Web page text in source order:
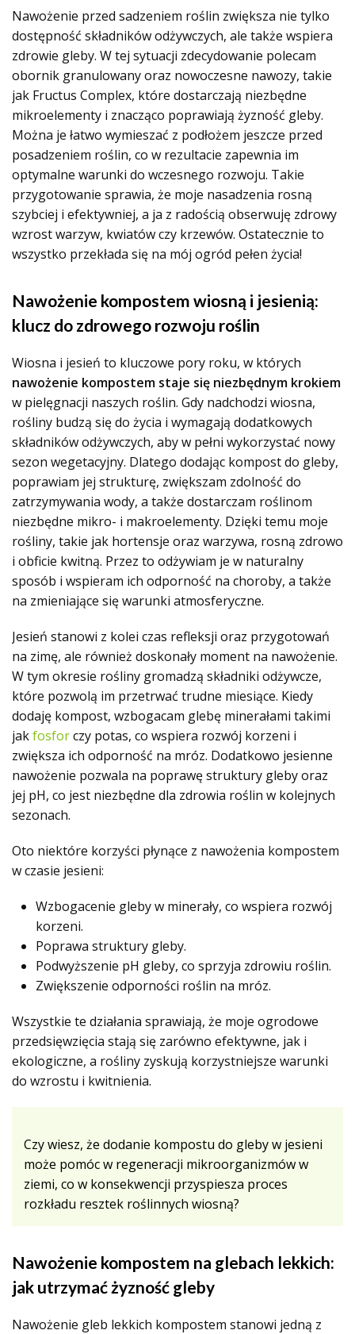
Nawożenie przed sadzeniem roślin zwiększa nie tylko
dostępność składników odżywczych, ale także wspiera
zdrowie gleby. W tej sytuacji zdecydowanie polecam
obornik granulowany oraz nowoczesne nawozy, takie
jak Fructus Complex, które dostarczają niezbędne
mikroelementy i znacząco poprawiają żyzność gleby.
Można je łatwo wymieszać z podłożem jeszcze przed
posadzeniem roślin, co w rezultacie zapewnia im
optymalne warunki do wczesnego rozwoju. Takie
przygotowanie sprawia, że moje nasadzenia rosną
szybciej i efektywniej, a ja z radością obserwuję zdrowy
wzrost warzyw, kwiatów czy krzewów. Ostatecznie to
wszystko przekłada się na mój ogród pełen życia!
Nawożenie kompostem wiosną i jesienią:
klucz do zdrowego rozwoju roślin
Wiosna i jesień to kluczowe pory roku, w których
nawożenie kompostem staje się niezbędnym krokiem
w pielęgnacji naszych roślin. Gdy nadchodzi wiosna,
rośliny budzą się do życia i wymagają dodatkowych
składników odżywczych, aby w pełni wykorzystać nowy
sezon wegetacyjny. Dlatego dodając kompost do gleby,
poprawiam jej strukturę, zwiększam zdolność do
zatrzymywania wody, a także dostarczam roślinom
niezbędne mikro- i makroelementy. Dzięki temu moje
rośliny, takie jak hortensje oraz warzywa, rosną zdrowo
i obficie kwitną. Przez to odżywiam je w naturalny
sposób i wspieram ich odporność na choroby, a także
na zmieniające się warunki atmosferyczne.
Jesień stanowi z kolei czas refleksji oraz przygotowań
na zimę, ale również doskonały moment na nawożenie.
W tym okresie rośliny gromadzą składniki odżywcze,
które pozwolą im przetrwać trudne miesiące. Kiedy
dodaję kompost, wzbogacam glebę minerałami takimi
jakfosforczy potas, co wspiera rozwój korzeni i
zwiększa ich odporność na mróz. Dodatkowo jesienne
nawożenie pozwala na poprawę struktury gleby oraz
jej pH, co jest niezbędne dla zdrowia roślin w kolejnych
sezonach.
Oto niektóre korzyści płynące z nawożenia kompostem
w czasie jesieni:
Wzbogacenie gleby w minerały, co wspiera rozwój
korzeni.
Poprawa struktury gleby.
Podwyższenie pH gleby, co sprzyja zdrowiu roślin.
Zwiększenie odporności roślin na mróz.
Wszystkie te działania sprawiają, że moje ogrodowe
przedsięwzięcia stają się zarówno efektywne, jak i
ekologiczne, a rośliny zyskują korzystniejsze warunki
do wzrostu i kwitnienia.
Czy wiesz, że dodanie kompostu do gleby w jesieni
może pomóc w regeneracji mikroorganizmów w
ziemi, co w konsekwencji przyspiesza proces
rozkładu resztek roślinnych wiosną?
Nawożenie kompostem na glebach lekkich:
jak utrzymać żyzność gleby
Nawożenie gleb lekkich kompostem stanowi jedną z